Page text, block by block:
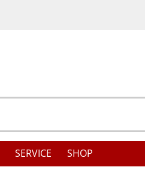
SERVICE SHOP